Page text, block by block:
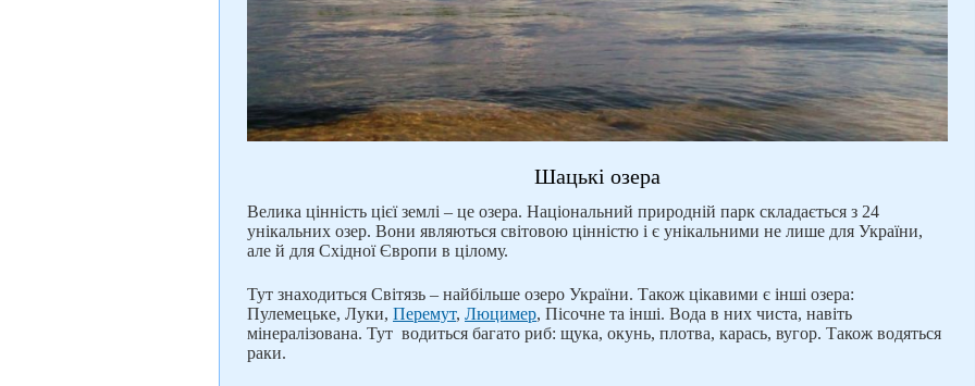
Шацькі озера
Велика цінність цієї землі – це озера. Національний природній парк складається з 24
унікальних озер. Вони являються світовою цінністю і є унікальними не лише для України,
але й для Східної Європи в цілому.
Тут знаходиться Світязь – найбільше озеро України. Також цікавими є інші озера:
Пулемецьке, Луки, Перемут, Люцимер, Пісочне та інші. Вода в них чиста, навіть
мінералізована. Тут водиться багато риб: щука, окунь, плотва, карась, вугор. Також водяться
раки.